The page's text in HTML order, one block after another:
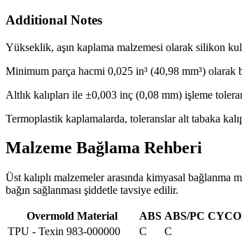
Additional Notes
Yükseklik, aşın kaplama malzemesi olarak silikon
Minimum parça hacmi 0,025 in³ (40,98 mm³) olarak
Altlık kalıpları ile ±0,003 inç (0,08 mm) işleme
Termoplastik kaplamalarda, toleranslar alt tabaka
Malzeme Bağlama Rehberi
Üst kalıplı malzemeler arasında kimyasal
bağın sağlanması şiddetle tavsiye edilir.
Overmold Material ABS ABS/PC
TPU - Texin 983-000000
C C